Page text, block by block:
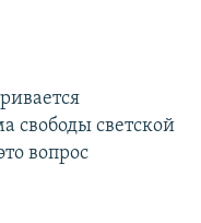
свободы светской
вопрос